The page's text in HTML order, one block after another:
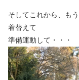
そしてこれから、も
着替えて
準備運動して・・・